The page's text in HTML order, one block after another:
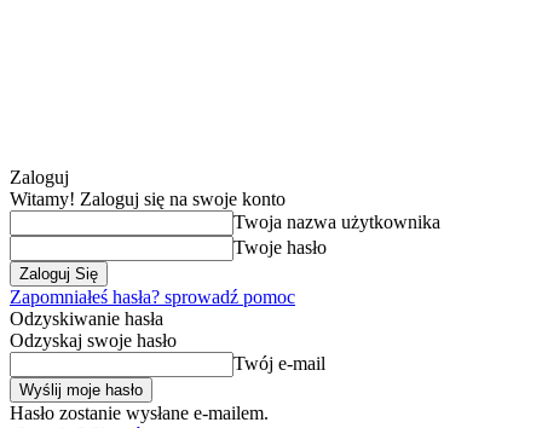
Zaloguj
Witamy! Zaloguj się na swoje konto
Twoja nazwa użytkownika
Twoje hasło
Zapomniałeś hasła? sprowadź pomoc
Odzyskiwanie hasła
Odzyskaj swoje hasło
Twój e-mail
Hasło zostanie wysłane e-mailem.